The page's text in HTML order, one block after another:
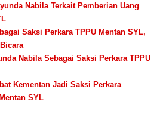
Nabila Terkait Pemberian Uang
Saksi Perkara TPPU Mentan SYL,
Nabila Sebagai Saksi Perkara TPPU
Kementan Jadi Saksi Perkara
SYL